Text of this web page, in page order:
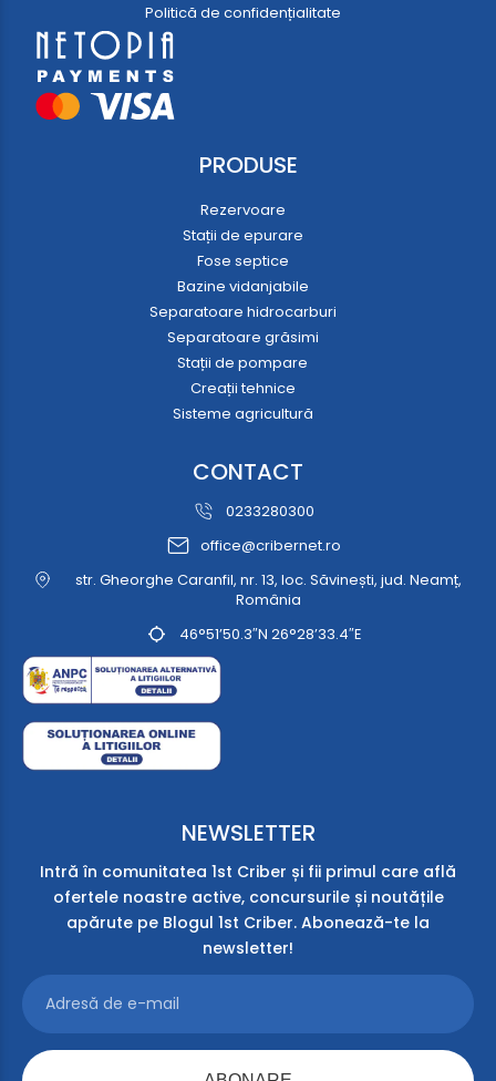
Politică de confidențialitate
PRODUSE
Rezervoare
Stații de epurare
Fose septice
Bazine vidanjabile
Separatoare hidrocarburi
Separatoare grăsimi
Stații de pompare
Creații tehnice
Sisteme agricultură
CONTACT
0233280300
office@cribernet.ro
str. Gheorghe Caranfil, nr. 13, loc. Săvinești, jud. Neamț,
România
46°51’50.3″N 26°28’33.4″E
NEWSLETTER
Intră în comunitatea 1st Criber și fii primul care află
ofertele noastre active, concursurile și noutățile
apărute pe Blogul 1st Criber. Abonează-te la
newsletter!